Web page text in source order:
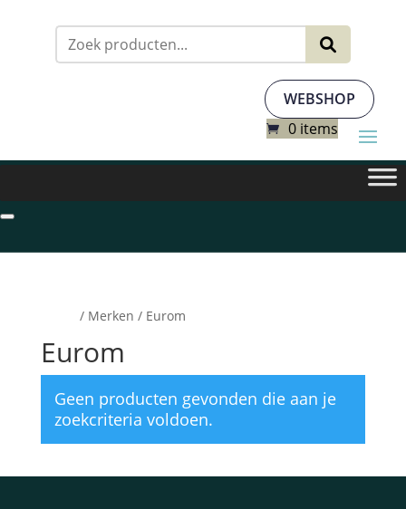
WEBSHOP
0 items
/ Merken / Eurom
Eurom
Geen producten gevonden die aan je
zoekcriteria voldoen.